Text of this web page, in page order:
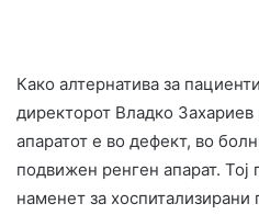
Како алтернатива за
директорот Владко
апаратот е во дефект, во
подвижен ренген апарат. Тој
наменет за